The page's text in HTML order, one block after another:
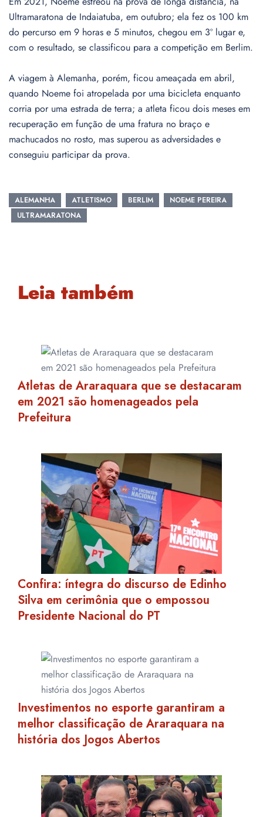
Ultramaratona de Indaiatuba, em outubro; ela fez os 100 km
do percurso em 9 horas e 5 minutos, chegou em 3º lugar e,
com o resultado, se classificou para a competição em Berlim.
A viagem à Alemanha, porém, ficou ameaçada em abril,
quando Noeme foi atropelada por uma bicicleta enquanto
corria por uma estrada de terra; a atleta ficou dois meses em
recuperação em função de uma fratura no braço e
machucados no rosto, mas superou as adversidades e
conseguiu participar da prova.
ALEMANHA ATLETISMO BERLIM
NOEME PEREIRA
ULTRAMARATONA
Leia também
Atletas de Araraquara que se destacaram
em 2021 são homenageados pela
Prefeitura
Confira: íntegra do discurso de Edinho
Silva em cerimônia que o empossou
Presidente Nacional do PT
Investimentos no esporte garantiram a
melhor classificação de Araraquara na
história dos Jogos Abertos